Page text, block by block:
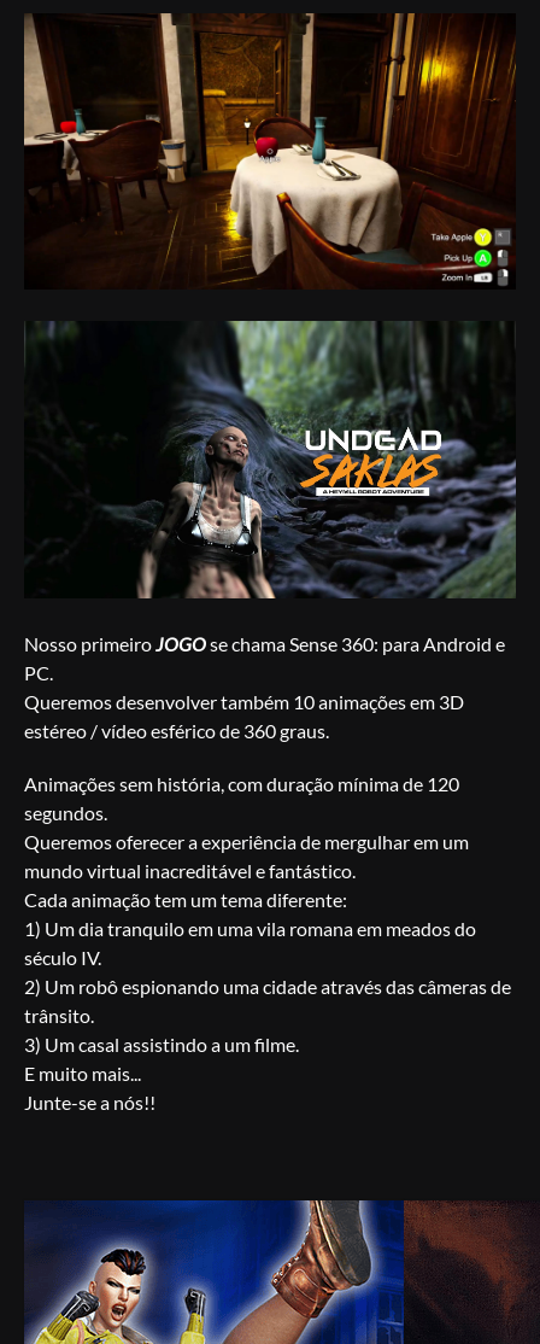
Nosso primeiro JOGOse chama Sense 360: para Android e
PC.
Queremos desenvolver também 10 animações em 3D
estéreo / vídeo esférico de 360 graus.
Animações sem história, com duração mínima de 120
segundos.
Queremos oferecer a experiência de mergulhar em um
mundo virtual inacreditável e fantástico.
Cada animação tem um tema diferente:
1) Um dia tranquilo em uma vila romana em meados do
século IV.
2) Um robô espionando uma cidade através das câmeras de
trânsito.
3) Um casal assistindo a um filme.
E muito mais...
Junte-se a nós!!